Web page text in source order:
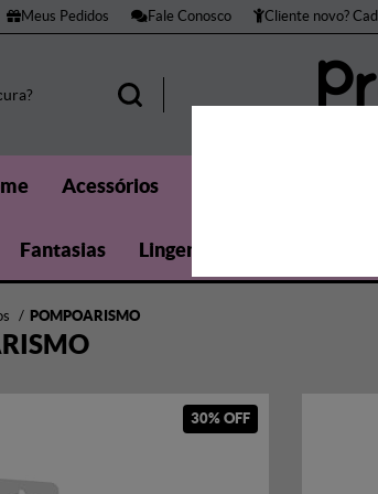
Meus Pedidos Fale Conosco Cliente novo?
Acessórios
Fantasias Lingerie
POMPOARISMO
30% OFF